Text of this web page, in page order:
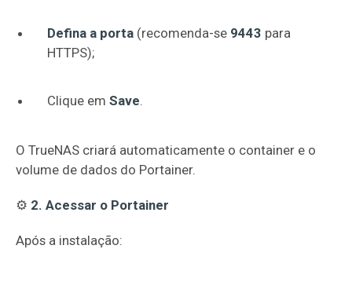
Defina a porta (recomenda-se 9443 para
HTTPS);
Clique em Save.
O TrueNAS criará automaticamente o container e o
volume de dados do Portainer.
⚙️ 2. Acessar o Portainer
Após a instalação: